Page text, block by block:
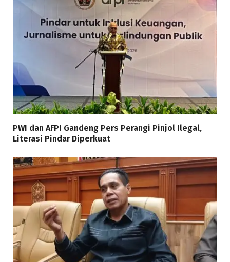
PWI dan AFPI Gandeng Pers Perangi Pinjol Ilegal,
Literasi Pindar Diperkuat